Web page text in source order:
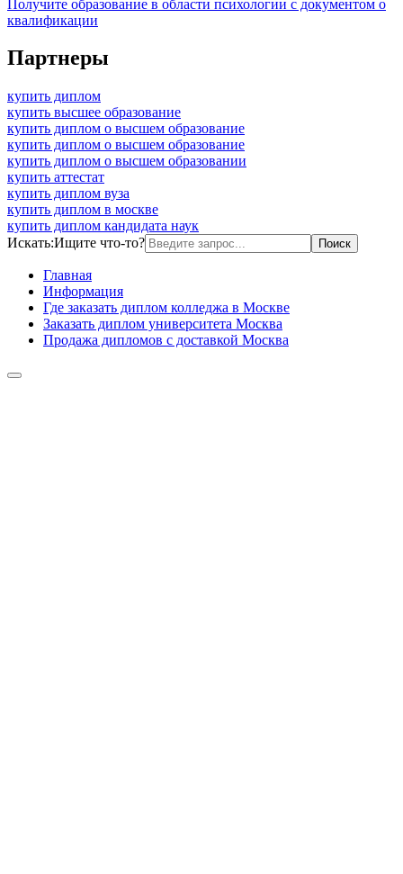
Получите образование в области психологии с документом о
квалификации
Партнеры
купить диплом
купить высшее образование
купить диплом о высшем образование
купить диплом о высшем образование
купить диплом о высшем образовании
купить аттестат
купить диплом вуза
купить диплом в москве
купить диплом кандидата наук
Искать:Ищите что-то?
Главная
Информация
Где заказать диплом колледжа в Москве
Заказать диплом университета Москва
Продажа дипломов с доставкой Москва